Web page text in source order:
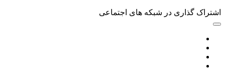
اشتراک گذاری در شبکه های اجتماعی